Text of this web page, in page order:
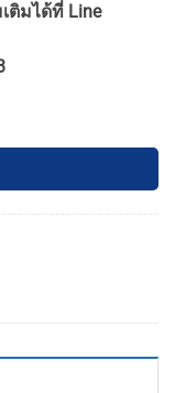
ติมได้ที่ Line
กลม ขอบขาว ปรับ